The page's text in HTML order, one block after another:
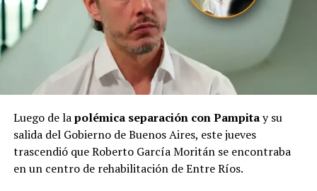
Luego de lapolémica separación con Pampitay su
salida del Gobierno de Buenos Aires, este jueves
trascendió que Roberto García Moritán se encontraba
en un centro de rehabilitación de Entre Ríos.